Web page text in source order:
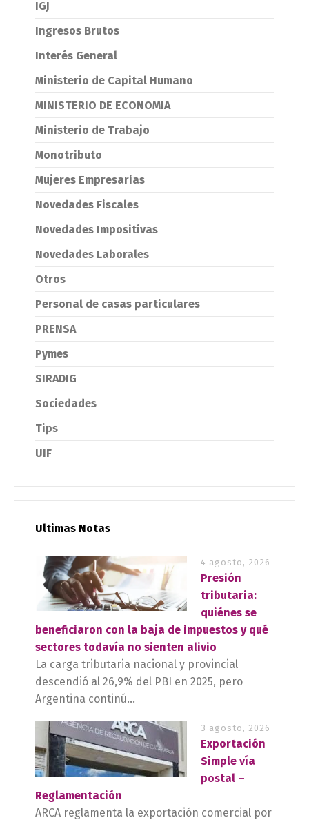
IGJ
Ingresos Brutos
Interés General
Ministerio de Capital Humano
MINISTERIO DE ECONOMIA
Ministerio de Trabajo
Monotributo
Mujeres Empresarias
Novedades Fiscales
Novedades Impositivas
Novedades Laborales
Otros
Personal de casas particulares
PRENSA
Pymes
SIRADIG
Sociedades
Tips
UIF
Ultimas Notas
4 agosto, 2026
Presión
tributaria:
quiénes se
beneficiaron con la baja de impuestos y qué
sectores todavía no sienten alivio
La carga tributaria nacional y provincial
descendió al 26,9% del PBI en 2025, pero
Argentina continú...
3 agosto, 2026
Exportación
Simple vía
postal –
Reglamentación
ARCA reglamenta la exportación comercial por